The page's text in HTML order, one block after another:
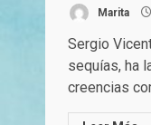
Marita
Sergio
sequías, ha
creencias